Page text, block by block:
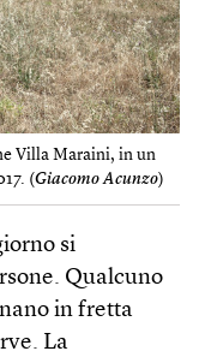
Villa Maraini, in un
(Giacomo Acunzo)
si
Qualcuno
in fretta
La